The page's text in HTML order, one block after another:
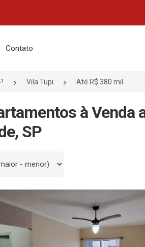
Contato
Vila Tupi Até R$ 380 mil
à Venda
SP